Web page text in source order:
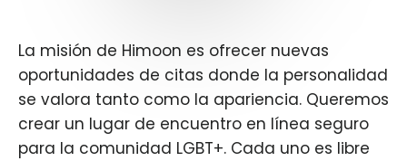
La misión de Himoon es ofrecer nuevas
oportunidades de citas donde la personalidad
se valora tanto como la apariencia. Queremos
crear un lugar de encuentro en línea seguro
para la comunidad LGBT+. Cada uno es libre